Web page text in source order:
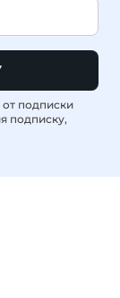
подписки
подписку,